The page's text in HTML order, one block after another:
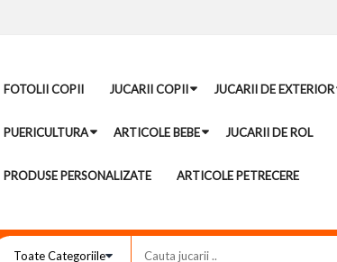
FOTOLII COPII JUCARII COPII JUCARII DE EXTERIOR
PUERICULTURA ARTICOLE BEBE JUCARII DE ROL
PRODUSE PERSONALIZATE ARTICOLE PETRECERE